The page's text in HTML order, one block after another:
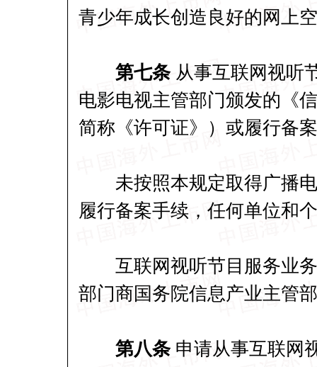
青少年成长创造良好的网上
第七条从事互联网视听
电影电视主管部门颁发的《
简称《许可证》）或履行备
未按照本规定取得广播电
履行备案手续，任何单位和
互联网视听节目服务业务
部门商国务院信息产业主管
第八条申请从事互联网